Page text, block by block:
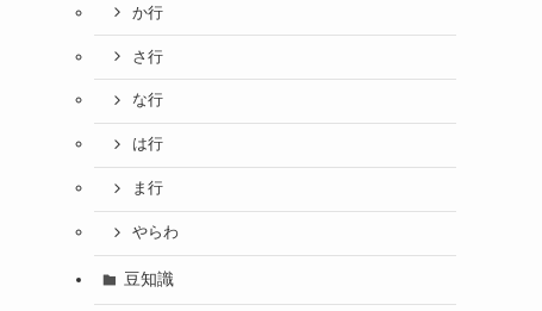
か行
さ行
な行
は行
ま行
やらわ
豆知識